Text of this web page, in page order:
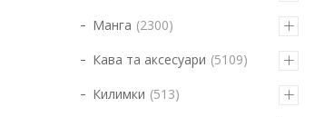
Манга 2300
Кава та аксесуари 5109
Килимки 513